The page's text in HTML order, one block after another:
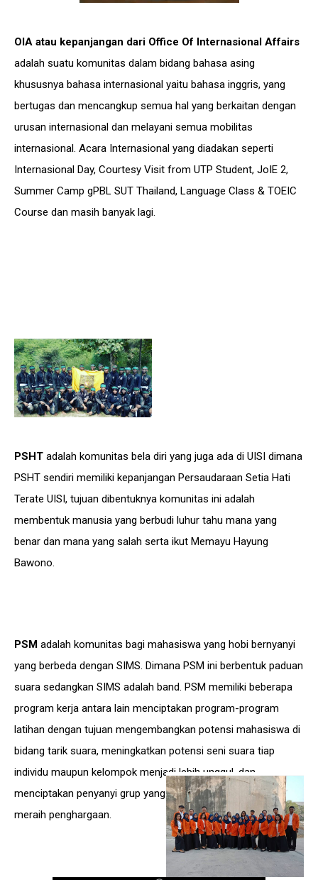
OIA atau kepanjangan dari Office Of Internasional Affairs
adalah suatu komunitas dalam bidang bahasa asing
khususnya bahasa internasional yaitu bahasa inggris, yang
bertugas dan mencangkup semua hal yang berkaitan dengan
urusan internasional dan melayani semua mobilitas
internasional. Acara Internasional yang diadakan seperti
Internasional Day, Courtesy Visit from UTP Student, JoIE 2,
Summer Camp gPBL SUT Thailand, Language Class & TOEIC
Course dan masih banyak lagi.
PSHT adalah komunitas bela diri yang juga ada di UISI dimana
PSHT sendiri memiliki kepanjangan Persaudaraan Setia Hati
Terate UISI, tujuan dibentuknya komunitas ini adalah
membentuk manusia yang berbudi luhur tahu mana yang
benar dan mana yang salah serta ikut Memayu Hayung
Bawono.
PSM adalah komunitas bagi mahasiswa yang hobi bernyanyi
yang berbeda dengan SIMS. Dimana PSM ini berbentuk paduan
suara sedangkan SIMS adalah band. PSM memiliki beberapa
program kerja antara lain menciptakan program-program
latihan dengan tujuan mengembangkan potensi mahasiswa di
bidang tarik suara, meningkatkan potensi seni suara tiap
individu maupun kelompok menjadi lebih unggul, dan
menciptakan penyanyi grup yang mampu berkompetisi dan
meraih penghargaan.